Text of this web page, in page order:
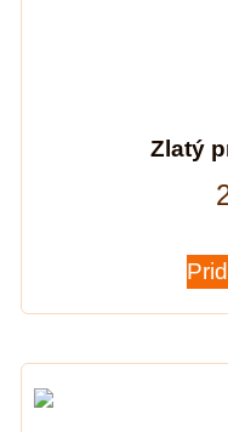
Zlatý